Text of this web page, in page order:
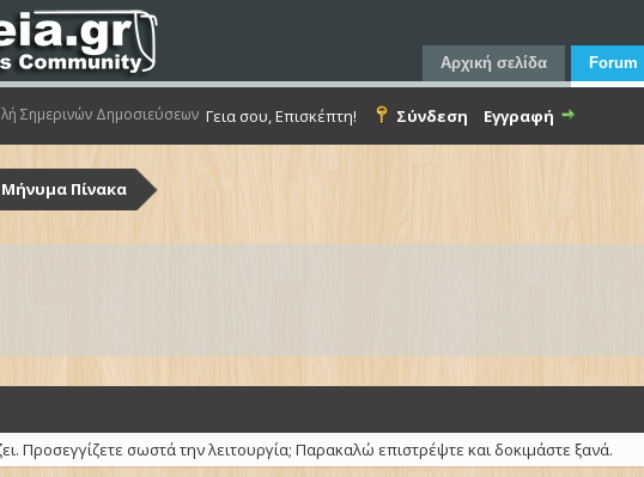
Αρχική σελίδα Forum
Σημερινών Δημοσιεύσεων Γεια σου, Επισκέπτη! Σύνδεση Εγγραφή
Μήνυμα Πίνακα
Προσεγγίζετε σωστά την λειτουργία; Παρακαλώ επιστρέψτε και δοκιμάστε ξανά.